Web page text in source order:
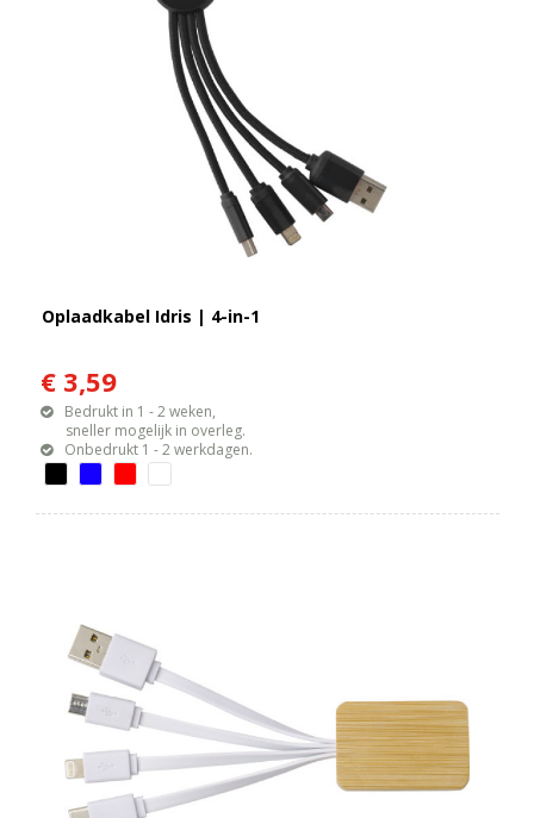
Oplaadkabel Idris | 4-in-1
€ 3,59
Bedrukt in 1 - 2 weken,
sneller mogelijk in overleg.
Onbedrukt 1 - 2 werkdagen.